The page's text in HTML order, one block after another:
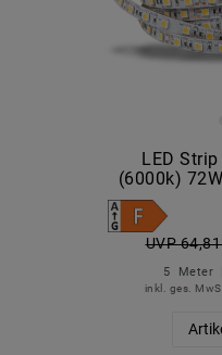
LED
(6000k)
UVP
5 Meter
inkl. ges.